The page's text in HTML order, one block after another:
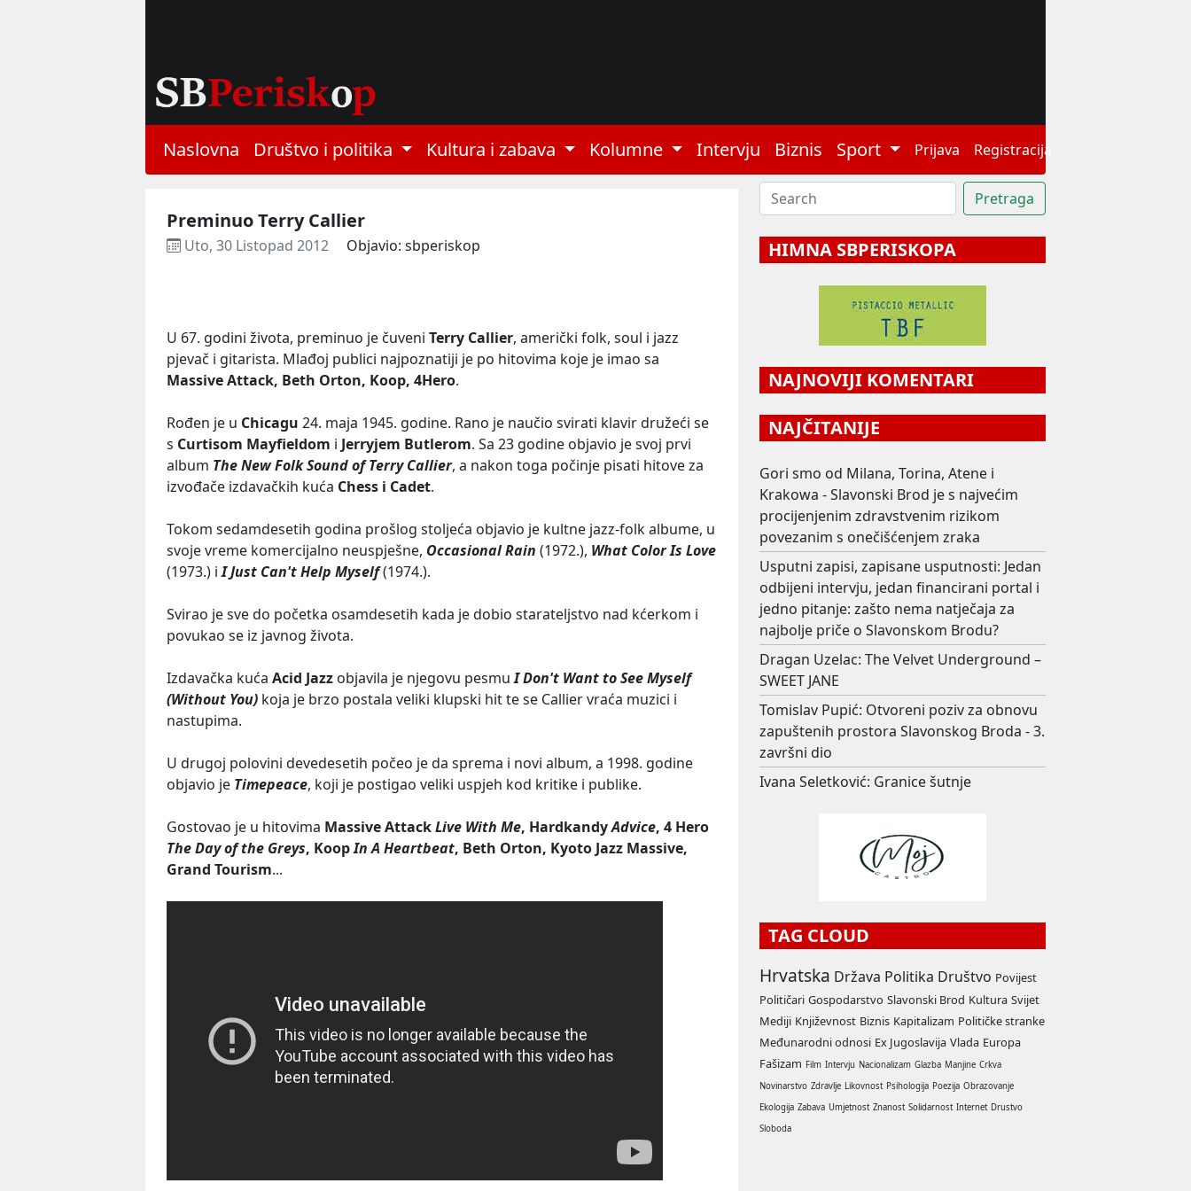
Naslovna Društvo i politika Kultura i zabava Kolumne Intervju Biznis Sport Prijava Registracija
Preminuo Terry Callier
Uto, 30 Listopad 2012 Objavio: sbperiskop
U 67. godini života, preminuo je čuveni Terry Callier, američki folk, soul i jazz
pjevač i gitarista. Mlađoj publici najpoznatiji je po hitovima koje je imao sa
Massive Attack, Beth Orton, Koop, 4Hero.
Rođen je u Chicagu 24. maja 1945. godine. Rano je naučio svirati klavir družeći se
s Curtisom Mayfieldom i Jerryjem Butlerom. Sa 23 godine objavio je svoj prvi
album The New Folk Sound of Terry Callier, a nakon toga počinje pisati hitove za
izvođače izdavačkih kuća Chess i Cadet.
Tokom sedamdesetih godina prošlog stoljeća objavio je kultne jazz-folk albume, u
svoje vreme komercijalno neuspješne, Occasional Rain (1972.), What Color Is Love
(1973.) iI Just Can't Help Myself(1974.).
Svirao je sve do početka osamdesetih kada je dobio starateljstvo nad kćerkom i
povukao se iz javnog života.
Izdavačka kuća Acid Jazz objavila je njegovu pesmuI Don't Want to See Myself
(Without You) koja je brzo postala veliki klupski hit te se Callier vraća muzici i
nastupima.
U drugoj polovini devedesetih počeo je da sprema i novi album, a 1998. godine
objavio je Timepeace, koji je postigao veliki uspjeh kod kritike i publike.
Gostovao je u hitovima Massive AttackLive With Me, HardkandyAdvice, 4 Hero
The Day of the Greys, KoopIn A Heartbeat, Beth Orton, Kyoto Jazz Massive,
Grand Tourism...
HIMNA SBPERISKOPA
NAJNOVIJI KOMENTARI
NAJČITANIJE
Gori smo od Milana, Torina, Atene i
Krakowa - Slavonski Brod je s najvećim
procijenjenim zdravstvenim rizikom
povezanim s onečišćenjem zraka
Usputni zapisi, zapisane usputnosti: Jedan
odbijeni intervju, jedan financirani portal i
jedno pitanje: zašto nema natječaja za
najbolje priče o Slavonskom Brodu?
Dragan Uzelac: The Velvet Underground –
SWEET JANE
Tomislav Pupić: Otvoreni poziv za obnovu
zapuštenih prostora Slavonskog Broda - 3.
završni dio
Ivana Seletković: Granice šutnje
TAG CLOUD
Hrvatska Država Politika Društvo Povijest
Političari Gospodarstvo Slavonski Brod Kultura Svijet
Mediji Književnost Biznis Kapitalizam Političke stranke
Međunarodni odnosi Ex Jugoslavija Vlada Europa
Fašizam Film Intervju Nacionalizam Glazba Manjine Crkva
Novinarstvo Zdravlje Likovnost Psihologija Poezija Obrazovanje
Ekologija Zabava Umjetnost Znanost Solidarnost Internet Drustvo
Sloboda